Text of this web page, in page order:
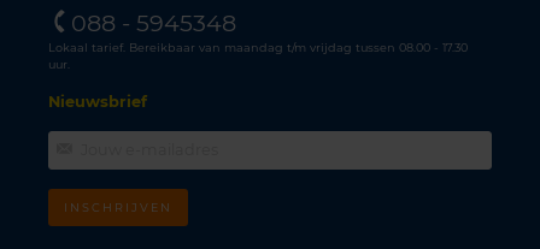
088 - 5945348
Lokaal tarief. Bereikbaar van maandag t/m vrijdag tussen 08.00 - 17.30
uur.
Nieuwsbrief
INSCHRIJVEN